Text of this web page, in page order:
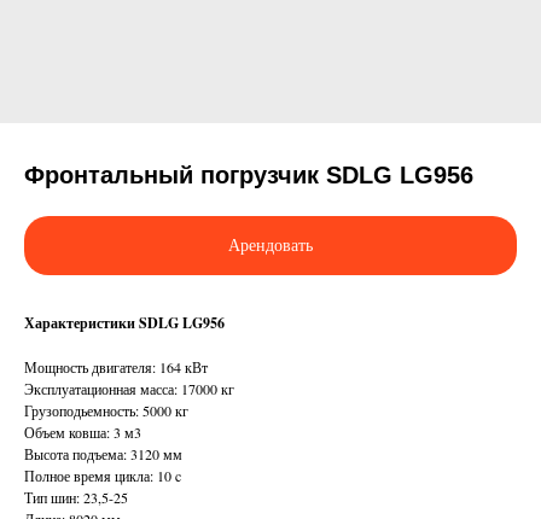
Фронтальный погрузчик SDLG LG956
Арендовать
Характеристики SDLG LG956
Мощность двигателя: 164 кВт
Эксплуатационная масса: 17000 кг
Грузоподьемность: 5000 кг
Объем ковша: 3 м3
Высота подъема: 3120 мм
Полное время цикла: 10 c
Тип шин: 23,5-25